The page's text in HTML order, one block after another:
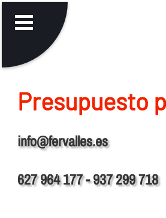
Presupuesto
info@fervalles.es
627 964 177 - 937 299 718